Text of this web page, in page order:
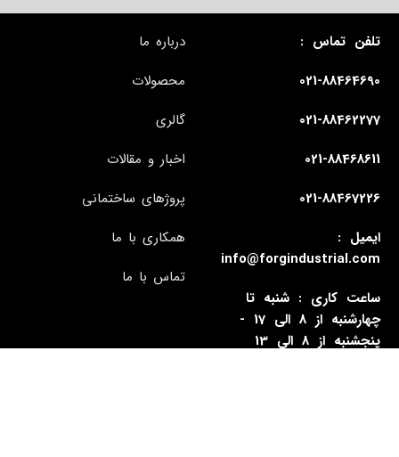
تلفن تماس :
021-88464690
021-88462277
021-88468611
021-88467226
ایمیل :
info@forgindustrial.com
ساعت کاری : شنبه تا
چهارشنبه از 8 الی 17 -
پنجشنبه از 8 الی 13
درباره ما
محصولات
گالری
اخبار و مقالات
پروژهای ساختمانی
همکاری با ما
تماس با ما